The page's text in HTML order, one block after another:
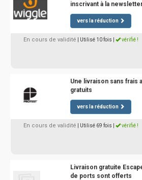
inscrivant à la
vers la réduction
En cours de validité | Utilisé 10 fois vérifié !
Une livraison sans frais
gratuits
vers la réduction
En cours de validité | Utilisé 69 fois vérifié !
Livraison gratuite
de ports sont offerts